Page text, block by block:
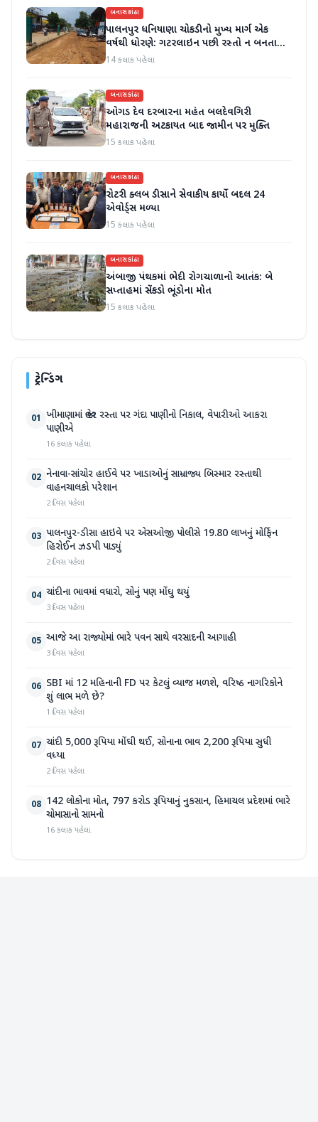
બનાસકાંઠા
પાલનપુર ધનિયાણા ચોકડીનો મુખ્ય માર્ગ એક
વર્ષથી ધોરણે: ગટરલાઇન પછી રસ્તો ન બનતા
હાલાકી
14 કલાક પહેલા
બનાસકાંઠા
ઓગડ દેવ દરબારના મહંત બલદેવગિરી
મહારાજની અટકાયત બાદ જામીન પર મુક્તિ
15 કલાક પહેલા
બનાસકાંઠા
રોટરી ક્લબ ડીસાને સેવાકીય કાર્યો બદલ 24
એવોર્ડ્સ મળ્યા
15 કલાક પહેલા
બનાસકાંઠા
અંબાજી પંથકમાં ભેદી રોગચાળાનો આતંક: બે
સપ્તાહમાં સેંકડો ભૂંડોના મોત
15 કલાક પહેલા
ટ્રેન્ડિંગ
01 ખીમાણામાં જાહેર રસ્તા પર ગંદા પાણીનો નિકાલ, વેપારીઓ આકરા
પાણીએ
16 કલાક પહેલા
02 નેનાવા-સાંચોર હાઈવે પર ખાડાઓનું સામ્રાજ્ય બિસ્માર રસ્તાથી
વાહનચાલકો પરેશાન
2 દિવસ પહેલા
03 પાલનપુર-ડીસા હાઇવે પર એસઓજી પોલીસે 19.80 લાખનું મોર્ફિન
હિરોઈન ઝડપી પાડ્યું
2 દિવસ પહેલા
04 ચાંદીના ભાવમાં વધારો, સોનું પણ મોંઘુ થયું
3 દિવસ પહેલા
05 આજે આ રાજ્યોમાં ભારે પવન સાથે વરસાદની આગાહી
3 દિવસ પહેલા
06 SBI માં 12 મહિનાની FD પર કેટલું વ્યાજ મળશે, વરિષ્ઠ નાગરિકોને
શું લાભ મળે છે?
1 દિવસ પહેલા
07 ચાંદી 5,000 રૂપિયા મોંઘી થઈ, સોનાના ભાવ 2,200 રૂપિયા સુધી
વધ્યા
2 દિવસ પહેલા
08 142 લોકોના મોત, 797 કરોડ રૂપિયાનું નુકસાન, હિમાચલ પ્રદેશમાં ભારે
ચોમાસાનો સામનો
16 કલાક પહેલા